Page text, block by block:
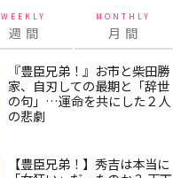
WEEKLY
週 間
MONTHLY
月 間
『豊臣兄弟！』お市と柴田勝
家、自刃しての最期と「辞世
の句」…運命を共にした２人
の悲劇
【豊臣兄弟！】秀吉は本当に